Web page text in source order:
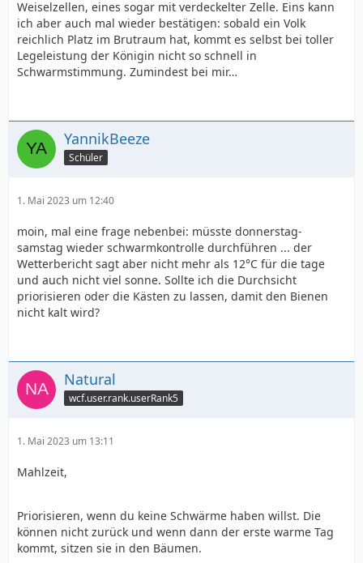
Weiselzellen, eines sogar mit verdeckelter Zelle. Eins kann
ich aber auch mal wieder bestätigen: sobald ein Volk
reichlich Platz im Brutraum hat, kommt es selbst bei toller
Legeleistung der Königin nicht so schnell in
Schwarmstimmung. Zumindest bei mir…
YannikBeeze
Schüler
1. Mai 2023 um 12:40
moin, mal eine frage nebenbei: müsste donnerstag-
samstag wieder schwarmkontrolle durchführen ... der
Wetterbericht sagt aber nicht mehr als 12°C für die tage
und auch nicht viel sonne. Sollte ich die Durchsicht
priorisieren oder die Kästen zu lassen, damit den Bienen
nicht kalt wird?
Natural
wcf.user.rank.userRank5
1. Mai 2023 um 13:11
Mahlzeit,
Priorisieren, wenn du keine Schwärme haben willst. Die
können nicht zurück und wenn dann der erste warme Tag
kommt, sitzen sie in den Bäumen.